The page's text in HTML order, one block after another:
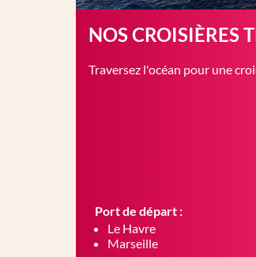
NOS CROISIÈRES
Traversez l'océan pour une
Port de départ :
Le Havre
Marseille